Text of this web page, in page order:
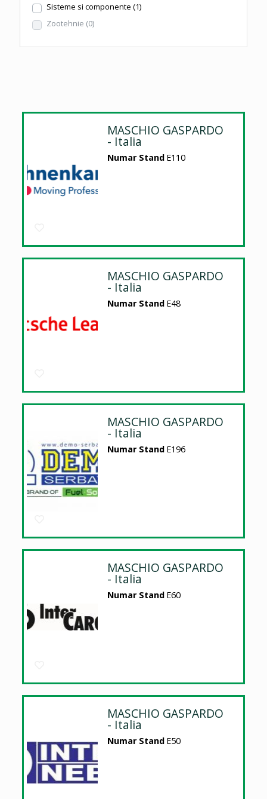
Sisteme si componente (1)
Zootehnie (0)
MASCHIO GASPARDO
- Italia
Numar Stand E110
MASCHIO GASPARDO
- Italia
Numar Stand E48
MASCHIO GASPARDO
- Italia
Numar Stand E196
MASCHIO GASPARDO
- Italia
Numar Stand E60
MASCHIO GASPARDO
- Italia
Numar Stand E50